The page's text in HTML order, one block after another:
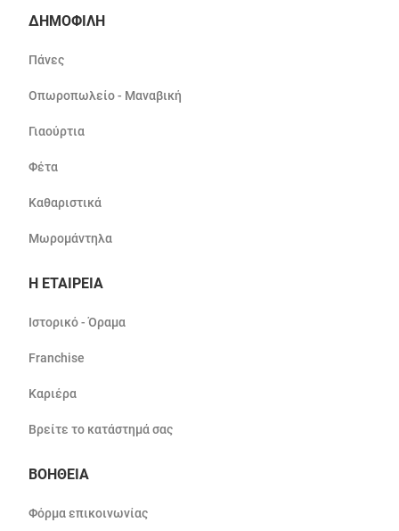
ΔΗΜΟΦΙΛΗ
Πάνες
Οπωροπωλείο - Μαναβική
Γιαούρτια
Φέτα
Καθαριστικά
Μωρομάντηλα
Η ΕΤΑΙΡΕΙΑ
Ιστορικό - Όραμα
Franchise
Καριέρα
Βρείτε το κατάστημά σας
ΒΟΗΘΕΙΑ
Φόρμα επικοινωνίας